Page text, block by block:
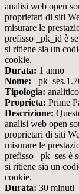
analisi web open
proprietari di siti
misurare le
prefisso _pk_id è
si ritiene sia un
cookie.
Durata: 1 anno
Nome:
Tipologia: analitico
Proprieta: Prime
Descrizione:
analisi web open
proprietari di siti
misurare le
prefisso _pk_ses è
si ritiene sia un
cookie.
Durata: 30 minuti